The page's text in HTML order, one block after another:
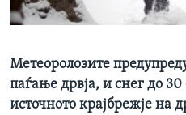
ИНТЕРВЈУА
Метеоролозите
паѓање дрвја, и снег до
источното крајбрежје на